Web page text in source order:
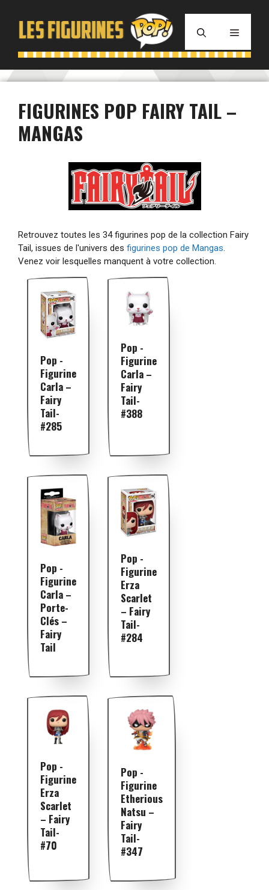
contenu
MENU
FIGURINES POP FAIRY TAIL –
MANGAS
Retrouvez toutes les 34 figurines pop de la collection Fairy
Tail, issues de l'univers des figurines pop de Mangas.
Venez voir lesquelles manquent à votre collection.
Pop -
Figurine
Carla –
Fairy
Tail-
#285
Pop -
Figurine
Carla –
Fairy
Tail-
#388
Pop -
Figurine
Carla –
Porte-
Clés –
Fairy
Tail
Pop -
Figurine
Erza
Scarlet
– Fairy
Tail-
#284
Pop -
Figurine
Erza
Scarlet
– Fairy
Tail-
#70
Pop -
Figurine
Etherious
Natsu –
Fairy
Tail-
#347